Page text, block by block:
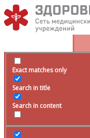
Exact matches only
Search in title
Search in content